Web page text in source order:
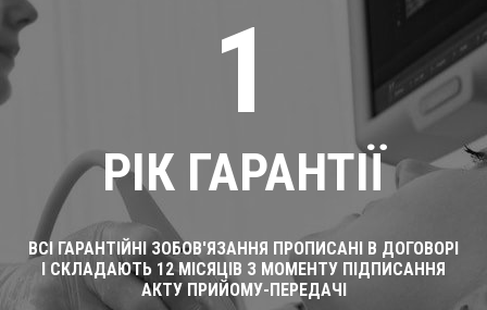
1
РІК ГАРАНТІЇ
ВСІ ГАРАНТІЙНІ ЗОБОВ'ЯЗАННЯ ПРОПИСАНІ В ДОГОВОРІ
І СКЛАДАЮТЬ 12 МІСЯЦІВ З МОМЕНТУ ПІДПИСАННЯ
АКТУ ПРИЙОМУ-ПЕРЕДАЧІ